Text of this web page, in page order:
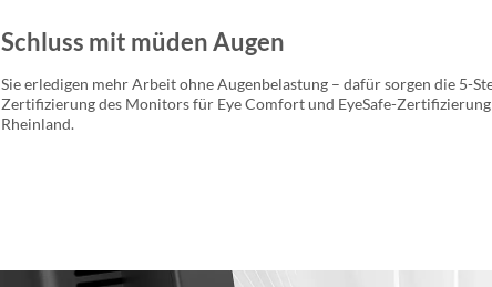
Schluss mit müden Augen
Sie erledigen mehr Arbeit ohne Augenbelastung – dafür sorgen die 5-
Zertifizierung des Monitors für Eye Comfort und EyeSafe-Zertifizierung
Rheinland.